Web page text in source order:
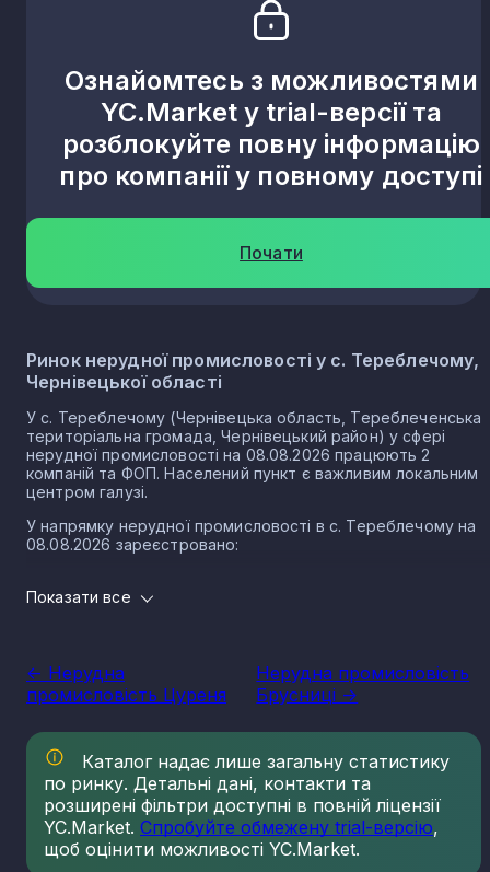
Ознайомтесь з можливостями
YC.Market у trial-версії та
розблокуйте повну інформацію
про компанії у повному доступі
Почати
Ринок нерудної промисловості у с. Тереблечому,
Чернівецької області
У с. Тереблечому (Чернівецька область, Тереблеченська
територіальна громада, Чернівецький район) у сфері
нерудної промисловості на 08.08.2026 працюють 2
компаній та ФОП. Населений пункт є важливим локальним
центром галузі.
У напрямку нерудної промисловості в с. Тереблечому на
08.08.2026 зареєстровано:
0 ФОП
прямо впливає на утворення національного ВВП.
Варто зазначити, що Україна має низку сприятливих умов
для розвитку сегменту, в тому числі географічне
положення, велику кількість надр, що багаті на різні
копалини нерудного типу. Найбільш масштабним
галузі є будівельні матеріали. Крім того, за рівнем запасів
кухонної солі, каменю облицювального типу, сірки,
каоліну та різних мінеральних вод, Україна займає провідні
місця серед інших держав, в тому числі Європейського
Союзу.
Показати все
<- Нерудна
промисловість Цуреня
Нерудна промисловість
Брусниці ->
Каталог надає лише загальну статистику
по ринку. Детальні дані, контакти та
розширені фільтри доступні в повній ліцензії
YC.Market. Спробуйте обмежену trial-версію,
щоб оцінити можливості YC.Market.